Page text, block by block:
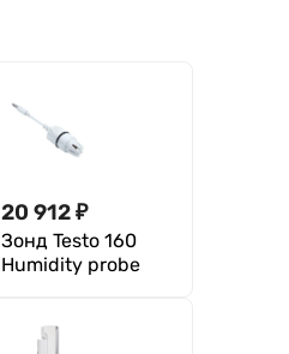
20 912₽
Зонд Testo 160
Humidity probe